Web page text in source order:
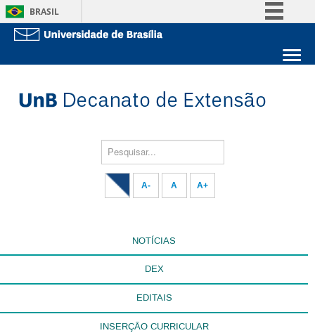
BRASIL
Acesso à informação
Estude na UnB
Pesquisar...
A- A A+
NOTÍCIAS
DEX
EDITAIS
INSERÇÃO CURRICULAR